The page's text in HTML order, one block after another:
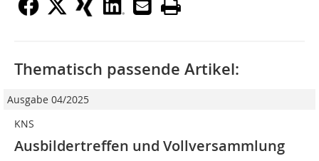
Thematisch passende Artikel:
Ausgabe 04/2025
KNS
Ausbildertreffen und Vollversammlung